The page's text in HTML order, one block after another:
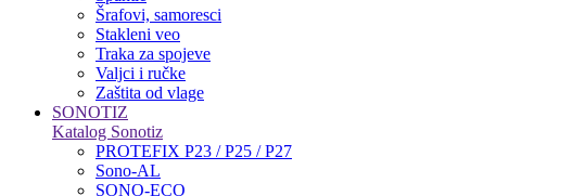
Šrafovi, samoresci
Stakleni veo
Traka za spojeve
Valjci i ručke
Zaštita od vlage
SONOTIZ
Katalog Sonotiz
PROTEFIX P23 / P25 / P27
Sono-AL
SONO-ECO